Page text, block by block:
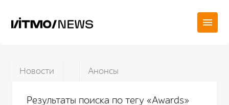
Новости Анонсы
Результаты поиска по тегу «Awards»